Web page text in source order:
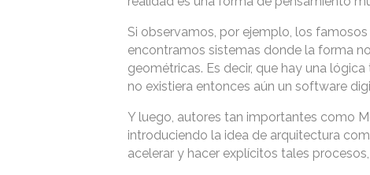
Si observamos, por ejemplo, los
encontramos sistemas donde la forma
geométricas. Es decir, que hay una
no existiera entonces aún un software
Y luego, autores tan importantes como
introduciendo la idea de arquitectura
acelerar y hacer explícitos tales